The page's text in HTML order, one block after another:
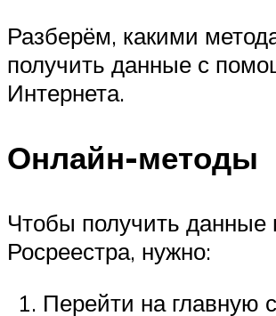
Разберём, какими
получить данные с
Интернета.
Онлайн-методы
Чтобы получить данные
Росреестра, нужно:
Перейти на главную